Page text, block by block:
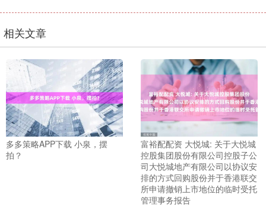
相关文章
多多策略APP下载 小泉，摆
拍？
富裕配配资 大悦城: 关于大悦城
控股集团股份有限公司控股子公
司大悦城地产有限公司以协议安
排的方式回购股份并于香港联交
所申请撤销上市地位的临时受托
管理事务报告